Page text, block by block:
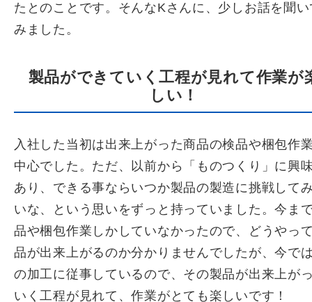
たとのことです。そんなKさんに、少しお話を聞
みました。
製品ができていく工程が見れて作業が
しい！
入社した当初は出来上がった商品の検品や梱包作
中心でした。ただ、以前から「ものつくり」に興
あり、できる事ならいつか製品の製造に挑戦して
いな、という思いをずっと持っていました。今ま
品や梱包作業しかしていなかったので、どうやっ
品が出来上がるのか分かりませんでしたが、今で
の加工に従事しているので、その製品が出来上が
いく工程が見れて、作業がとても楽しいです！